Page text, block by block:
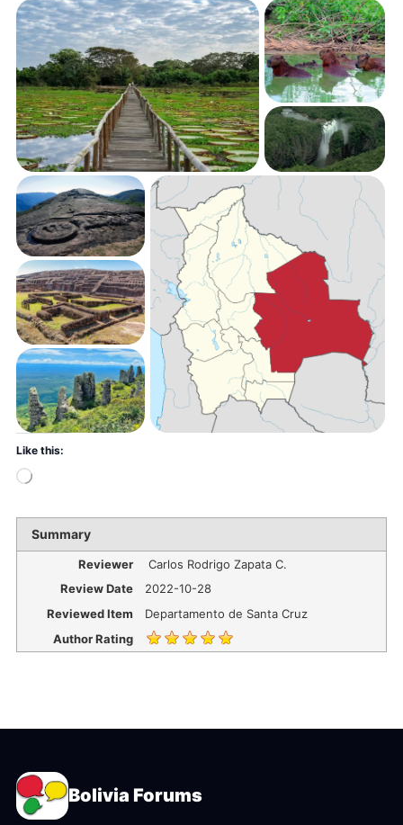
Like this:
Summary
Reviewer
Carlos Rodrigo Zapata C.
Review Date
2022-10-28
Reviewed Item
Departamento de Santa Cruz
Author Rating
Bolivia Forums